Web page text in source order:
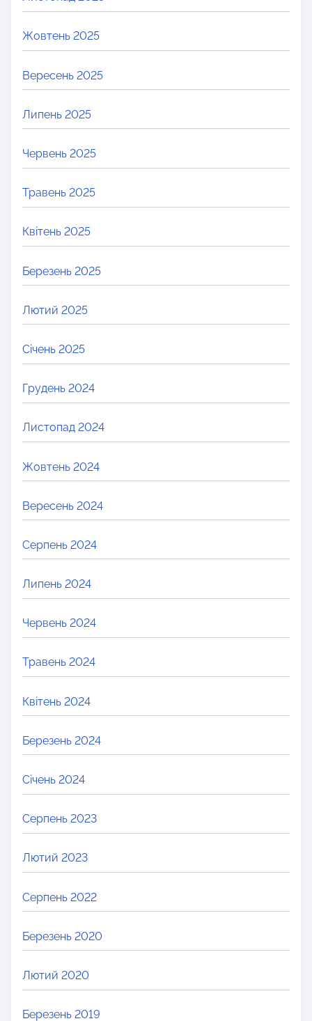
Жовтень 2025
Вересень 2025
Липень 2025
Червень 2025
Травень 2025
Квітень 2025
Березень 2025
Лютий 2025
Січень 2025
Грудень 2024
Листопад 2024
Жовтень 2024
Вересень 2024
Серпень 2024
Липень 2024
Червень 2024
Травень 2024
Квітень 2024
Березень 2024
Січень 2024
Серпень 2023
Лютий 2023
Серпень 2022
Березень 2020
Лютий 2020
Березень 2019